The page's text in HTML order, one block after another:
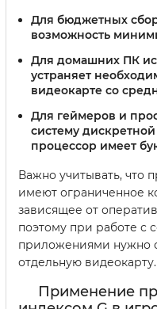
Для бюджетных
возможность
Для домашних ПК
устраняет
видеокарте со
Для геймеров и
систему
процессор имеет
Важно учитывать, что
имеют ограниченное
зависящее от
поэтому при работе
приложениями нужно
отдельную видеокарту.
Применение